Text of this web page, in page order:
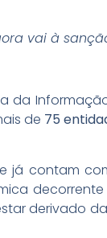
vai à
de 75
já contam
derivado